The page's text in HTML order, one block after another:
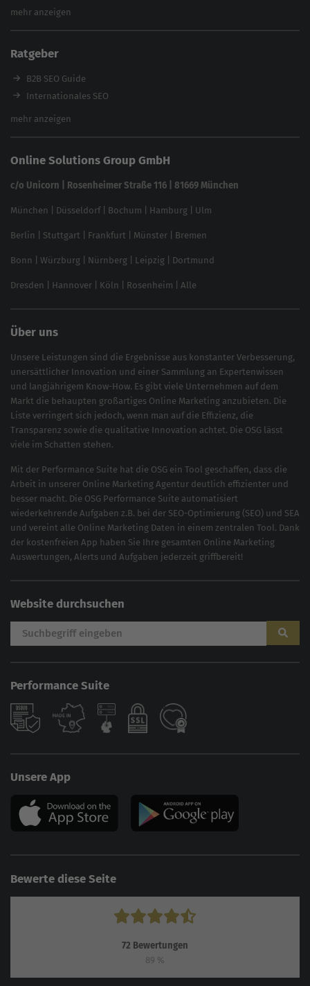
Website Analyse
Backlink-Check
Ladezeiten-Check
Brand Protection Tool
Website SEO Check
feed2content.ai
mehr anzeigen
Ratgeber
B2B SEO Guide
Internationales SEO
eCommerce SEO
In ChatGPT gefunden werden
Linkbuilding 2025
Local SEO
SEO für Online Shops
Brand Monitoring 2025
mehr anzeigen
Online Solutions Group GmbH
c/o Unicorn | Rosenheimer Straße 116 | 81669 München
München Düsseldorf| Bochum Hamburg Ulm
Berlin Stuttgart Frankfurt Münster Bremen
Bonn Würzburg Nürnberg Leipzig Dortmund
Dresden Hannover Köln Rosenheim Alle
Über uns
Unsere Leistungen sind die Ergebnisse aus konstanter Verbesserung,
unersättlicher Innovation und einer Sammlung an Expertenwissen
und langjährigem Know-How. Es gibt viele Unternehmen auf dem
Markt die behaupten großartiges Online Marketing anzubieten. Die
Liste verringert sich jedoch, wenn man auf die Effizienz, die
Transparenz sowie die qualitative Innovation achtet. Die OSG lässt
viele im Schatten stehen.
Mit der Performance Suite hat die OSG ein Tool geschaffen, dass die
Arbeit in unserer Online Marketing Agentur deutlich effizienter und
besser macht. Die OSG Performance Suite automatisiert
wiederkehrende Aufgaben z.B. bei der SEO-Optimierung (SEO) und SEA
und vereint alle Online Marketing Daten in einem zentralen Tool. Dank
der kostenfreien App haben Sie Ihre gesamten Online Marketing
Auswertungen, Alerts und Aufgaben jederzeit griffbereit!
Website durchsuchen
Performance Suite
Unsere App
Bewerte diese Seite
72 Bewertungen
89 %